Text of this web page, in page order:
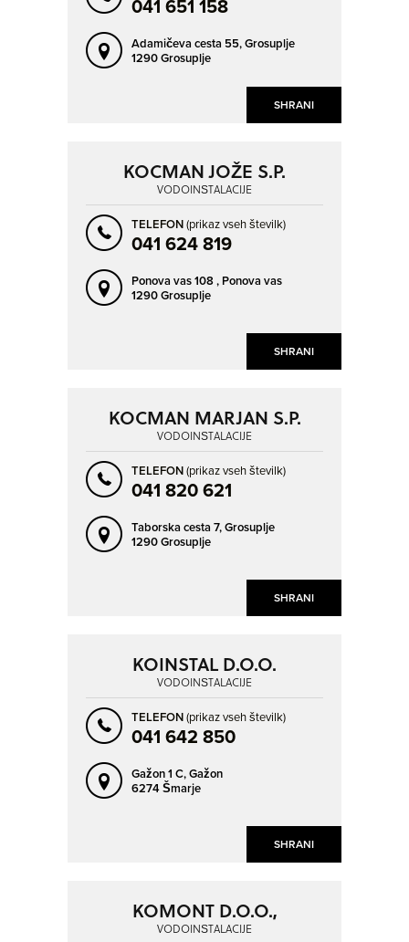
SHRANI
041 651 158
Adamičeva cesta 55,Grosuplje
1290 Grosuplje
SHRANI
KOCMAN JOŽE S.P.
VODOINŠTALACIJE
TELEFON(prikaz vseh številk)
041 624 819
Ponova vas 108 , Ponova vas
1290 Grosuplje
SHRANI
KOCMAN MARJAN S.P.
VODOINŠTALACIJE
TELEFON(prikaz vseh številk)
041 820 621
Taborska cesta 7,Grosuplje
1290 Grosuplje
SHRANI
KOINSTAL D.O.O.
VODOINŠTALACIJE
TELEFON(prikaz vseh številk)
041 642 850
Gažon 1 C,Gažon
6274 Šmarje
KOMONT D.O.O.,
VODOINŠTALACIJE